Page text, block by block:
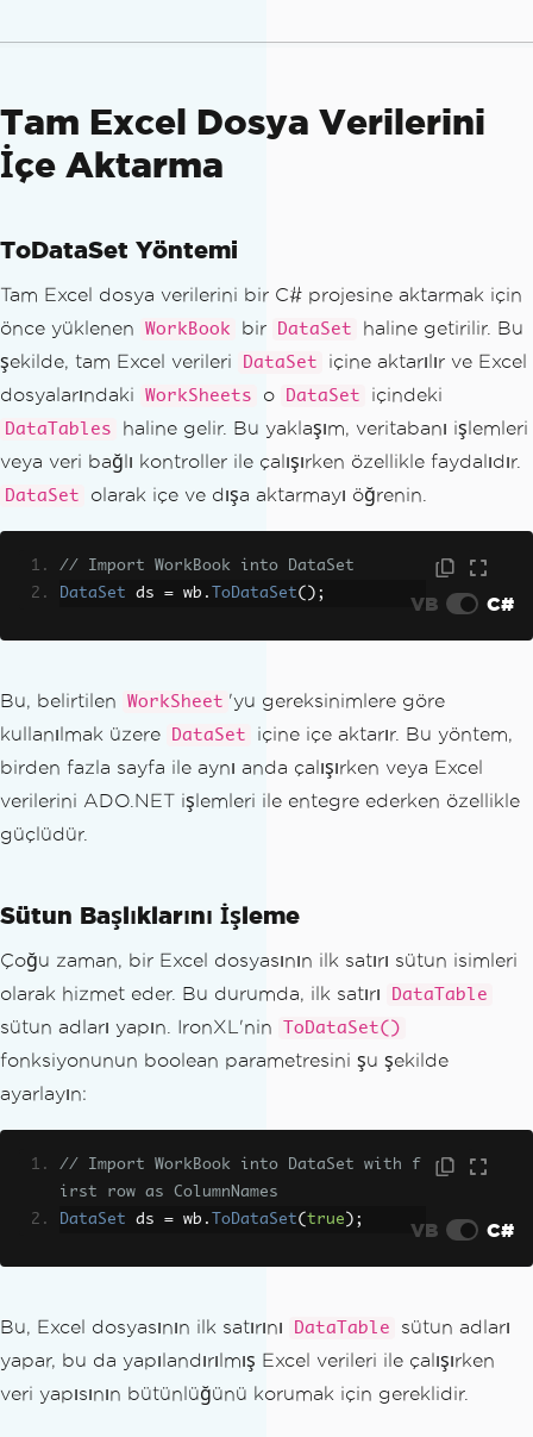
Tam Excel Dosya Verilerini
İçe Aktarma
ToDataSet Yöntemi
Tam Excel dosya verilerini bir C# projesine aktarmak için
önce yüklenen
WorkBook bir DataSet
haline getirilir. Bu
şekilde, tam Excel verileri
DataSet
içine aktarılır ve Excel
dosyalarındaki
WorkSheets o DataSet içindeki
DataTables
haline gelir. Bu yaklaşım, veritabanı işlemleri
veya veri bağlı kontroller ile çalışırken özellikle faydalıdır.
DataSet olarak içe ve dışa aktarmayı öğrenin.
// Import WorkBook into DataSet
DataSet ds = wb . ToDataSet(); VB C#
Bu, belirtilen WorkSheet 'yu gereksinimlere göre
kullanılmak üzere
DataSet
içine içe aktarır. Bu yöntem,
birden fazla sayfa ile aynı anda çalışırken veya Excel
verilerini ADO.NET işlemleri ile entegre ederken özellikle
güçlüdür.
Sütun Başlıklarını İşleme
Çoğu zaman, bir Excel dosyasının ilk satırı sütun isimleri
olarak hizmet eder. Bu durumda, ilk satırı
DataTable
sütun adları yapın. IronXL'nin ToDataSet()
fonksiyonunun boolean parametresini şu şekilde
ayarlayın:
// Import WorkBook into DataSet with f
irst row as ColumnNames
DataSet ds = wb . ToDataSet( true ); VB C#
Bu, Excel dosyasının ilk satırını DataTable
sütun adları
yapar, bu da yapılandırılmış Excel verileri ile çalışırken
veri yapısının bütünlüğünü korumak için gereklidir.